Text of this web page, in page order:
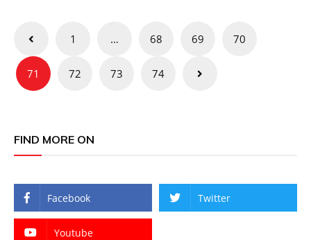
Posts
pagination
1 … 68 69 70
71 72 73 74
FIND MORE ON
Facebook Twitter
Youtube